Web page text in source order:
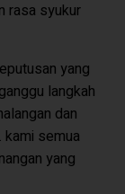
rasa syukur
yang
langkah
dan
kami semua
yang